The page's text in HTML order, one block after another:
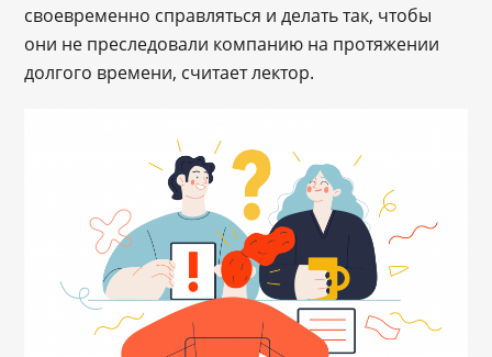
своевременно справляться и делать так, чтобы
они не преследовали компанию на протяжении
долгого времени, считает лектор.